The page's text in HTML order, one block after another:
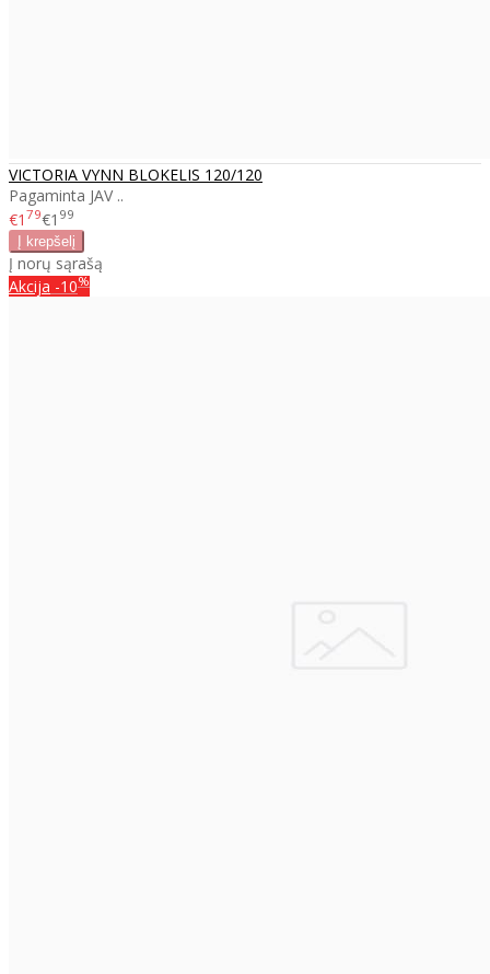
VICTORIA VYNN BLOKELIS 120/120
Pagaminta JAV ..
€1 79€1 99
Į norų sąrašą
Akcija -10%